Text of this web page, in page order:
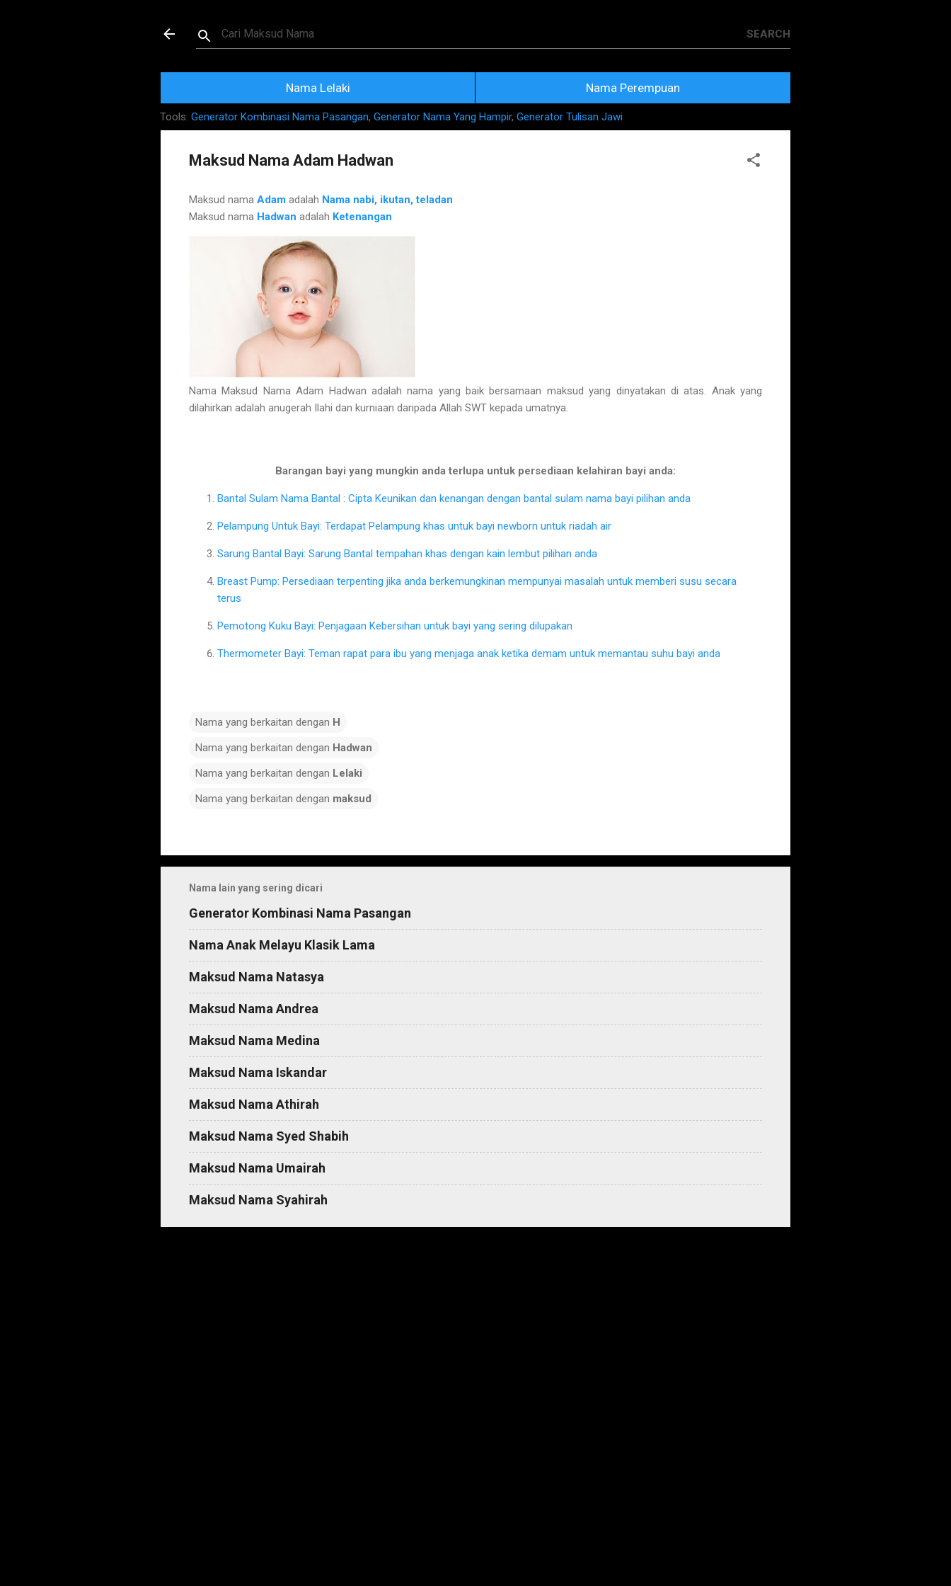
Maksud dan Makna Nama Rujukan Terkini
Nama Lelaki Nama Perempuan
Tools: Generator Kombinasi Nama Pasangan, Generator Nama Yang Hampir, Generator Tulisan Jawi
Maksud Nama Adam Hadwan
Maksud nama Adam adalah Nama nabi, ikutan, teladan
Maksud nama Hadwan adalah Ketenangan
Nama Maksud Nama Adam Hadwan adalah nama yang baik bersamaan maksud yang dinyatakan di atas. Anak yang
dilahirkan adalah anugerah Ilahi dan kurniaan daripada Allah SWT kepada umatnya.
Barangan bayi yang mungkin anda terlupa untuk persediaan kelahiran bayi anda:
Bantal Sulam Nama Bantal : Cipta Keunikan dan kenangan dengan bantal sulam nama bayi pilihan anda
Pelampung Untuk Bayi: Terdapat Pelampung khas untuk bayi newborn untuk riadah air
Sarung Bantal Bayi: Sarung Bantal tempahan khas dengan kain lembut pilihan anda
Breast Pump: Persediaan terpenting jika anda berkemungkinan mempunyai masalah untuk memberi susu secara
terus
Pemotong Kuku Bayi: Penjagaan Kebersihan untuk bayi yang sering dilupakan
Thermometer Bayi: Teman rapat para ibu yang menjaga anak ketika demam untuk memantau suhu bayi anda
Nama yang berkaitan dengan H
Nama yang berkaitan dengan Hadwan
Nama yang berkaitan dengan Lelaki
Nama yang berkaitan dengan maksud
e
n
t
s
Nama lain yang sering dicari
Generator Kombinasi Nama Pasangan
Nama Anak Melayu Klasik Lama
Maksud Nama Natasya
Maksud Nama Andrea
Maksud Nama Medina
Maksud Nama Iskandar
Maksud Nama Athirah
Maksud Nama Syed Shabih
Maksud Nama Umairah
Maksud Nama Syahirah